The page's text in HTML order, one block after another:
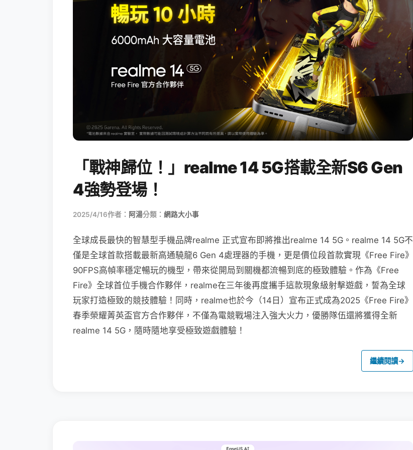
「戰神歸位！」realme 14 5G搭載全新S6 Gen
4強勢登場！
2025/4/16作者： 阿湯分類： 網路大小事
全球成長最快的智慧型手機品牌realme 正式宣布即將推出realme 14 5G。realme 14 5G不
僅是全球首款搭載最新高通驍龍6 Gen 4處理器的手機，更是價位段首款實現《Free Fire》
90FPS高幀率穩定暢玩的機型，帶來從開局到關機都流暢到底的極致體驗。作為《Free
Fire》全球首位手機合作夥伴，realme在三年後再度攜手這款現象級射擊遊戲，誓為全球
玩家打造極致的競技體驗！同時，realme也於今（14日）宣布正式成為2025《Free Fire》
春季榮耀菁英盃官方合作夥伴，不僅為電競戰場注入強大火力，優勝隊伍還將獲得全新
realme 14 5G，隨時隨地享受極致遊戲體驗！
繼續閱讀→